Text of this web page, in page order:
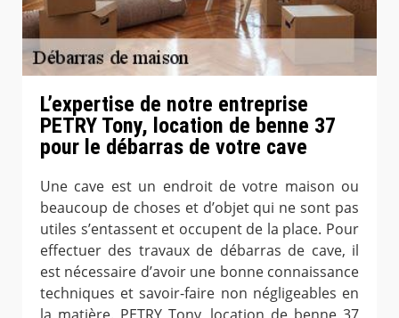
L’expertise de notre entreprise
PETRY Tony, location de benne 37
pour le débarras de votre cave
Une cave est un endroit de votre maison ou
beaucoup de choses et d’objet qui ne sont pas
utiles s’entassent et occupent de la place. Pour
effectuer des travaux de débarras de cave, il
est nécessaire d’avoir une bonne connaissance
techniques et savoir-faire non négligeables en